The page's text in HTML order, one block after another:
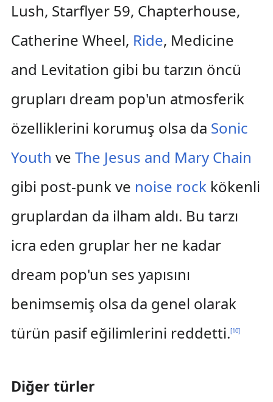
Lush, Starflyer 59, Chapterhouse,
Catherine Wheel, Ride, Medicine
and Levitation gibi bu tarzın öncü
grupları dream pop'un atmosferik
özelliklerini korumuş olsa da Sonic
Youth ve The Jesus and Mary Chain
gibi post-punk ve noise rockkökenli
gruplardan da ilham aldı. Bu tarzı
icra eden gruplar her ne kadar
dream pop'un ses yapısını
benimsemiş olsa da genel olarak
türün pasif eğilimlerini reddetti.[10]
Diğer türler